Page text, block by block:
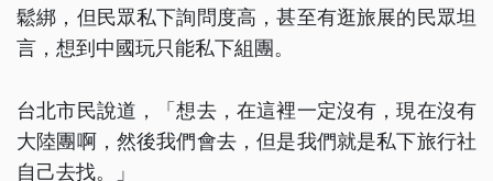
鬆綁，但民眾私下詢問度高，甚至有逛旅展的民眾坦
言，想到中國玩只能私下組團。
台北市民說道，「想去，在這裡一定沒有，現在沒有
大陸團啊，然後我們會去，但是我們就是私下旅行社
自己去找。」